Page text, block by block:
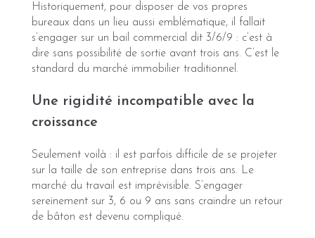
Historiquement, pour disposer de vos propres
bureaux dans un lieu aussi emblématique, il fallait
s’engager sur un bail commercial dit 3/6/9 : c’est à
dire sans possibilité de sortie avant trois ans. C’est le
standard du marché immobilier traditionnel.
Une rigidité incompatible avec la
croissance
Seulement voilà : il est parfois difficile de se projeter
sur la taille de son entreprise dans trois ans. Le
marché du travail est imprévisible. S’engager
sereinement sur 3, 6 ou 9 ans sans craindre un retour
de bâton est devenu compliqué.